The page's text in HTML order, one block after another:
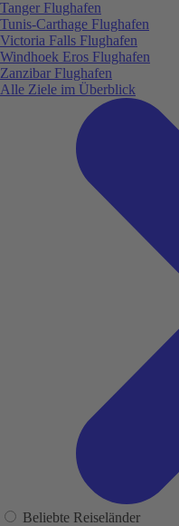
Tanger Flughafen
Tunis-Carthage Flughafen
Victoria Falls Flughafen
Windhoek Eros Flughafen
Zanzibar Flughafen
Alle Ziele im Überblick
Beliebte Reiseländer